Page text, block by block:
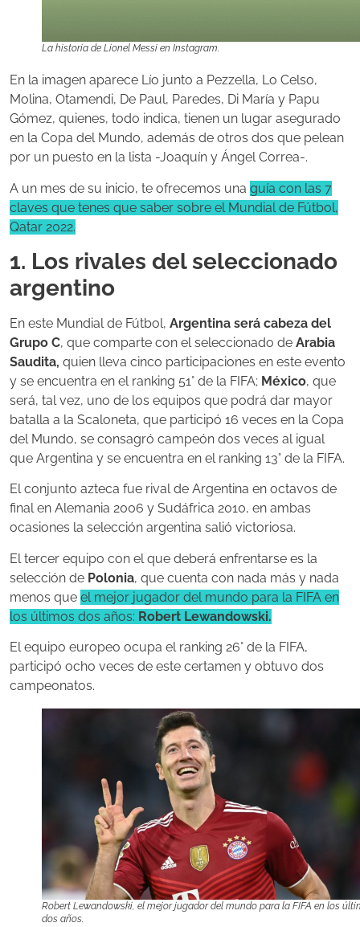
La historia de Lionel Messi en Instagram.
En la imagen aparece Lío junto a Pezzella, Lo Celso,
Molina, Otamendi, De Paul, Paredes, Di María y Papu
Gómez, quienes, todo indica, tienen un lugar asegurado
en la Copa del Mundo, además de otros dos que pelean
por un puesto en la lista -Joaquín y Ángel Correa-.
A un mes de su inicio, te ofrecemos una guía con las 7
claves que tenes que saber sobre el Mundial de Fútbol,
Qatar 2022.
1. Los rivales del seleccionado
argentino
En este Mundial de Fútbol, Argentina será cabeza del
Grupo C, que comparte con el seleccionado de Arabia
Saudita, quien lleva cinco participaciones en este evento
y se encuentra en el ranking 51° de la FIFA; México, que
será, tal vez, uno de los equipos que podrá dar mayor
batalla a la Scaloneta, que participó 16 veces en la Copa
del Mundo, se consagró campeón dos veces al igual
que Argentina y se encuentra en el ranking 13° de la FIFA.
El conjunto azteca fue rival de Argentina en octavos de
final en Alemania 2006 y Sudáfrica 2010, en ambas
ocasiones la selección argentina salió victoriosa.
El tercer equipo con el que deberá enfrentarse es la
selección de Polonia, que cuenta con nada más y nada
menos que el mejor jugador del mundo para la FIFA en
los últimos dos años: Robert Lewandowski.
El equipo europeo ocupa el ranking 26° de la FIFA,
participó ocho veces de este certamen y obtuvo dos
campeonatos.
Robert Lewandowski, el mejor jugador del mundo para la FIFA en los
dos años.